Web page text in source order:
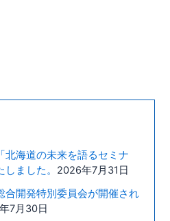
北海道の未来を語るセミナ
ました。 2026年7月31日
合開発特別委員会が開催され
7月30日